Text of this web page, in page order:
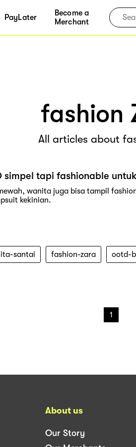
PayLater
Become a
Merchant
fashion
All articles about
simpel tapi fashionable
wanita juga bisa tampil
kekinian.
santai fashion-zara ootd-
1
About us
Our Story